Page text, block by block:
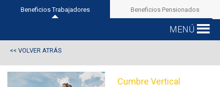
Beneficios Trabajadores Beneficios Pensionados
MENÚ
<< VOLVER ATRÁS
Cumbre Vertical